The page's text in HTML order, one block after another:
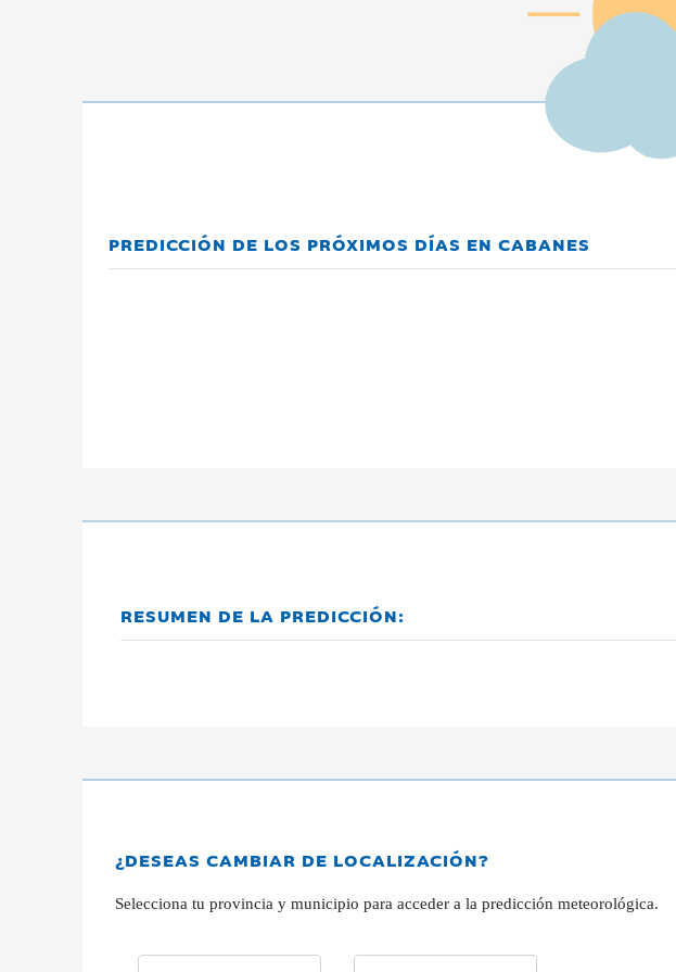
PREDICCIÓN DE LOS PRÓXIMOS DÍAS EN CABANES
RESUMEN DE LA PREDICCIÓN:
¿DESEAS CAMBIAR DE LOCALIZACIÓN?
Selecciona tu provincia y municipio para acceder a la predicción meteorológica.